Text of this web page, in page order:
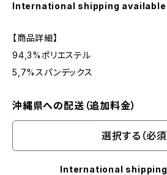
International shipping available
【商品詳細】
94,3%ポリエステル
5,7%スパンデックス
沖縄県への配送（追加料金）
選択する（必須
International